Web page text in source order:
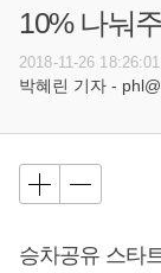
10% 나눠
2018-11-26 18:26:01
박혜린 기자 -
승차공유 스타